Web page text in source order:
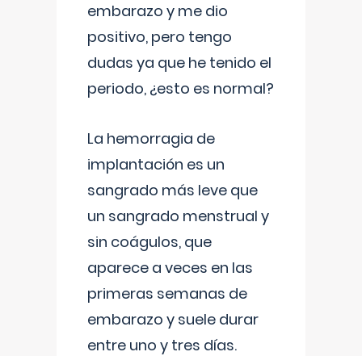
embarazo y me dio
positivo, pero tengo
dudas ya que he tenido el
periodo, ¿esto es normal?
La hemorragia de
implantación es un
sangrado más leve que
un sangrado menstrual y
sin coágulos, que
aparece a veces en las
primeras semanas de
embarazo y suele durar
entre uno y tres días.